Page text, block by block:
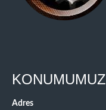
KONUMUMUZ
Adres